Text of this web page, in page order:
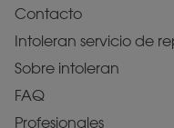
Contacto
Intoleran servicio de
Sobre intoleran
FAQ
Profesionales